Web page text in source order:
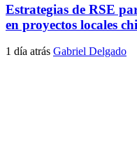
Estrategias de RSE
en proyectos locales
1 día atrás Gabriel Delgado